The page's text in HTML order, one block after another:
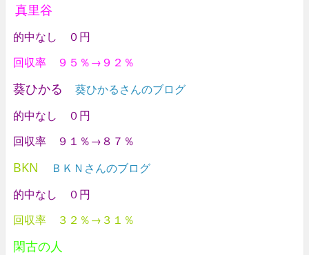
真里谷
的中なし ０円
回収率 ９５％→９２％
葵ひかる 葵ひかるさんのブログ
的中なし ０円
回収率 ９１％→８７％
BKN
ＢＫＮさんのブログ
的中なし ０円
回収率 ３２％→３１％
閑古の人